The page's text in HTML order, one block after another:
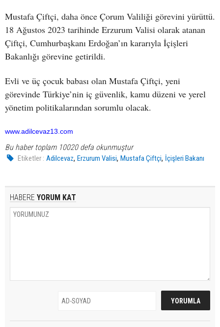
Mustafa Çiftçi, daha önce Çorum Valiliği görevini yürüttü.
18 Ağustos 2023 tarihinde Erzurum Valisi olarak atanan
Çiftçi, Cumhurbaşkanı Erdoğan’ın kararıyla İçişleri
Bakanlığı görevine getirildi.
Evli ve üç çocuk babası olan Mustafa Çiftçi, yeni
görevinde Türkiye’nin iç güvenlik, kamu düzeni ve yerel
yönetim politikalarından sorumlu olacak.
www.adilcevaz13.com
Bu haber toplam 10020 defa okunmuştur
Etiketler : Adilcevaz,Erzurum Valisi,Mustafa Çiftçi, İçişleri Bakanı
HABERE YORUM KAT